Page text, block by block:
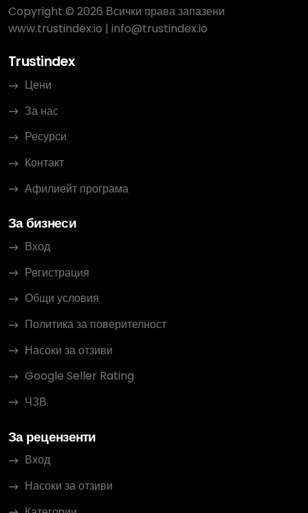
Copyright © 2026 Всички права запазени
www.trustindex.io | info@trustindex.io
Trustindex
Цени
За нас
Ресурси
Контакт
Афилиейт програма
За бизнеси
Вход
Регистрация
Общи условия
Политика за поверителност
Насоки за отзиви
Google Seller Rating
ЧЗВ
За рецензенти
Вход
Насоки за отзиви